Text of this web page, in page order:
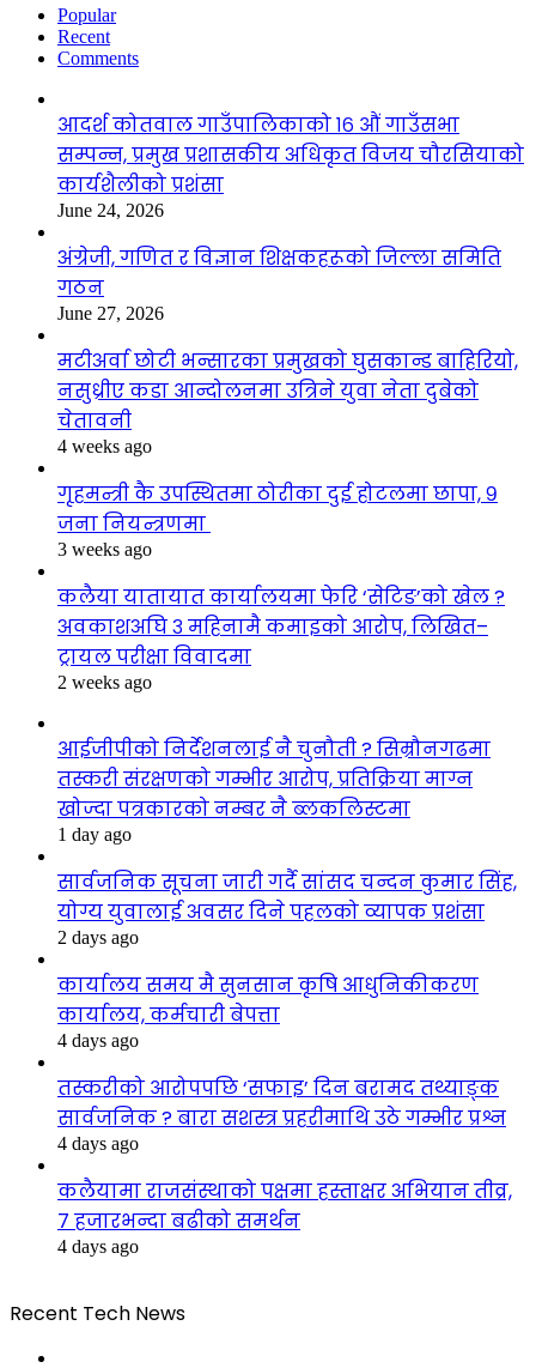
Popular
Recent
Comments
आदर्श कोतवाल गाउँपालिकाको १६ औं गाउँसभा
सम्पन्न, प्रमुख प्रशासकीय अधिकृत विजय चौरसियाको
कार्यशैलीको प्रशंसा
June 24, 2026
अंग्रेजी, गणित र विज्ञान शिक्षकहरूको जिल्ला समिति
गठन
June 27, 2026
मटीअर्वा छोटी भन्सारका प्रमुखको घुसकान्ड बाहिरियो,
नसुध्रीए कडा आन्दोलनमा उत्रिने युवा नेता दुबेको
चेतावनी
4 weeks ago
गृहमन्त्री कै उपस्थितमा ठोरीका दुई होटलमा छापा, ९
जना नियन्त्रणमा
3 weeks ago
कलैया यातायात कार्यालयमा फेरि ‘सेटिङ’को खेल ?
अवकाशअघि ३ महिनामै कमाइको आरोप, लिखित–
ट्रायल परीक्षा विवादमा
2 weeks ago
आईजीपीको निर्देशनलाई नै चुनौती ? सिम्रौनगढमा
तस्करी संरक्षणको गम्भीर आरोप, प्रतिक्रिया माग्न
खोज्दा पत्रकारको नम्बर नै ब्लकलिस्टमा
1 day ago
सार्वजनिक सूचना जारी गर्दै सांसद चन्दन कुमार सिंह,
योग्य युवालाई अवसर दिने पहलको व्यापक प्रशंसा
2 days ago
कार्यालय समय मै सुनसान कृषि आधुनिकीकरण
कार्यालय, कर्मचारी बेपत्ता
4 days ago
तस्करीको आरोपपछि ‘सफाइ’ दिन बरामद तथ्याङ्क
सार्वजनिक ? बारा सशस्त्र प्रहरीमाथि उठे गम्भीर प्रश्न
4 days ago
कलैयामा राजसंस्थाको पक्षमा हस्ताक्षर अभियान तीव्र,
७ हजारभन्दा बढीको समर्थन
4 days ago
Recent Tech News